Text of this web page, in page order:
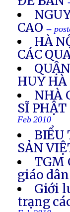
CAO --
HÀ
CÁC
HUY
NHÀ
SĨ
Feb 2010
BIỂU
SẢN
TGM
giáo
Giới
trạng